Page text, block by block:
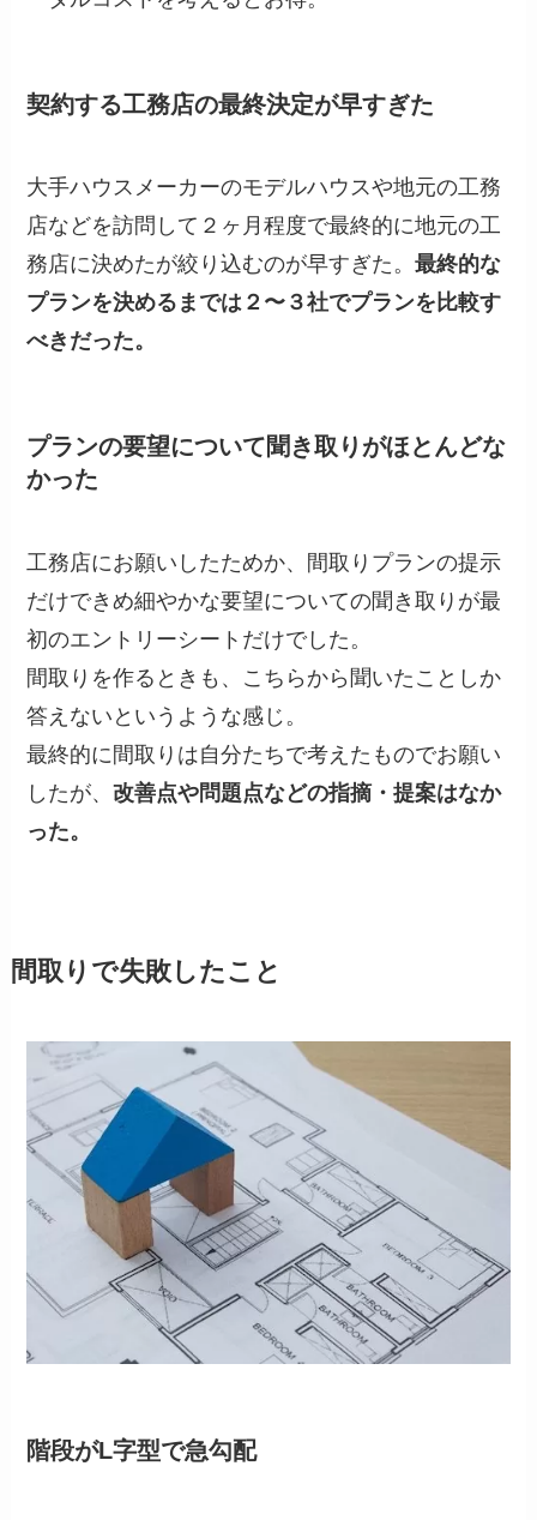
契約する工務店の最終決定が早すぎた
大手ハウスメーカーのモデルハウスや地元の工務
店などを訪問して２ヶ月程度で最終的に地元の工
務店に決めたが絞り込むのが早すぎた。最終的な
プランを決めるまでは２〜３社でプランを比較す
べきだった。
プランの要望について聞き取りがほとんどな
かった
工務店にお願いしたためか、間取りプランの提示
だけできめ細やかな要望についての聞き取りが最
初のエントリーシートだけでした。
間取りを作るときも、こちらから聞いたことしか
答えないというような感じ。
最終的に間取りは自分たちで考えたものでお願い
したが、改善点や問題点などの指摘・提案はなか
った。
間取りで失敗したこと
階段がL字型で急勾配